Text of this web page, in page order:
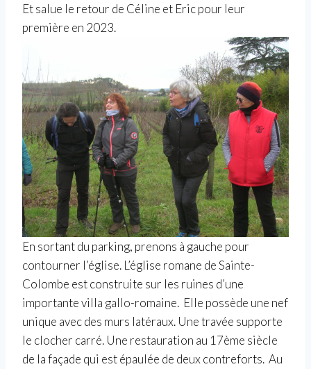
Et salue le retour de Céline et Eric pour leur
première en 2023.
En sortant du parking, prenons à gauche pour
contourner l’église. L’église romane de Sainte-
Colombe est construite sur les ruines d’une
importante villa gallo-romaine. Elle possède une nef
unique avec des murs latéraux. Une travée supporte
le clocher carré. Une restauration au 17ème siècle
de la façade qui est épaulée de deux contreforts. Au